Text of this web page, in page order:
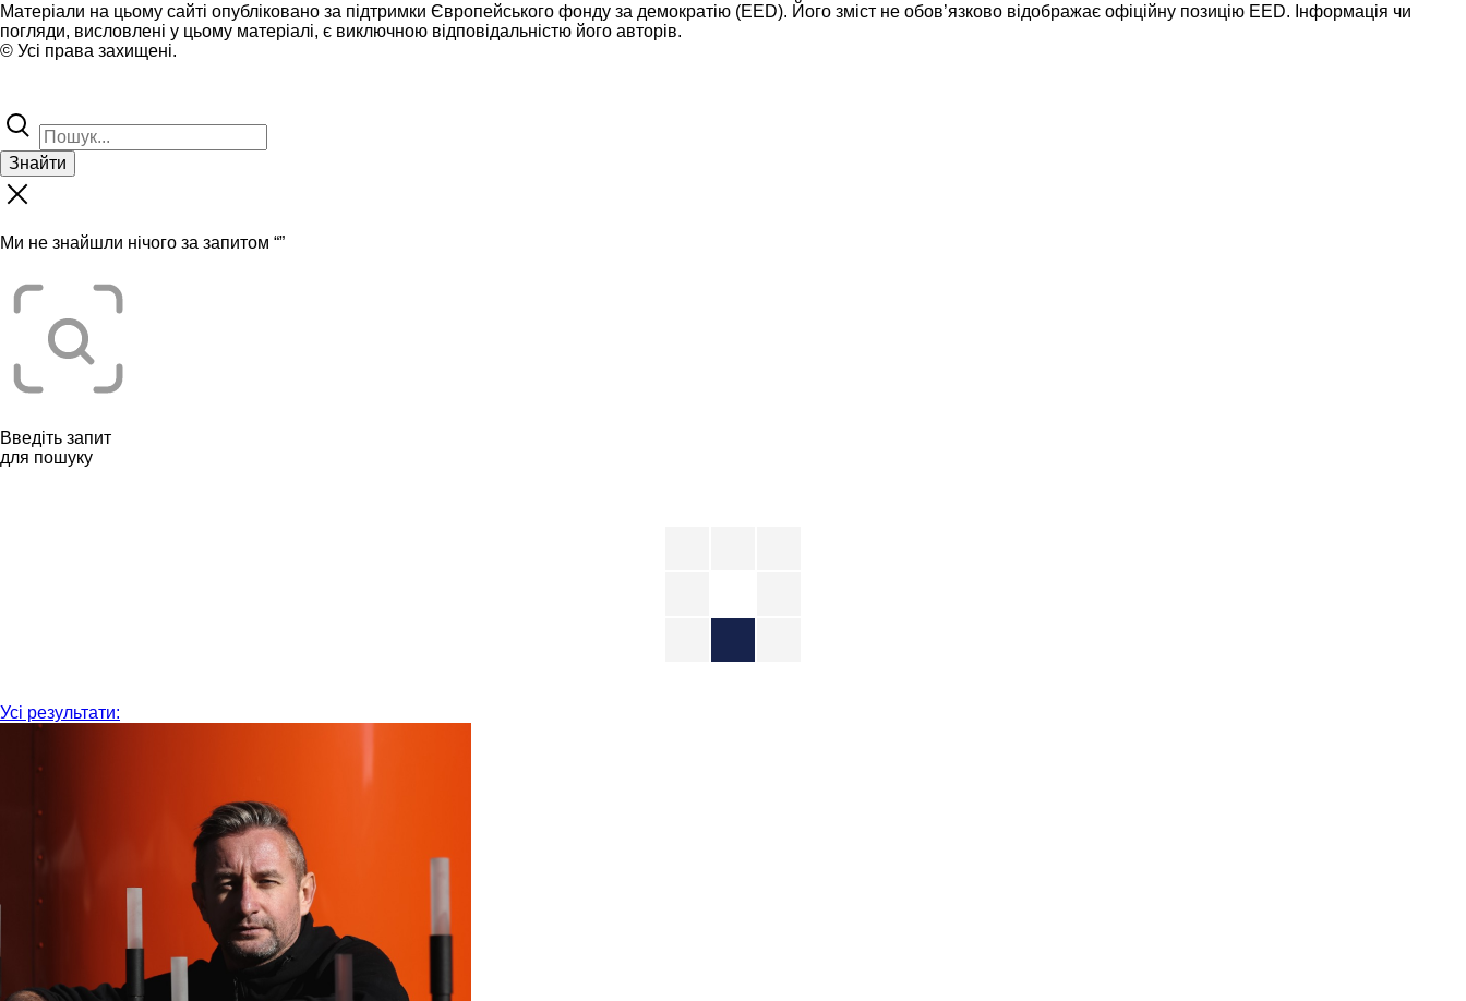
Матеріали на цьому сайті опубліковано за підтримки Європейського фонду за демократію (EED). Його зміст не обов’язково відображає офіційну позицію EED. Інформація чи
погляди, висловлені у цьому матеріалі, є виключною відповідальністю його авторів.
© Усі права захищені.
Знайти
Ми не знайшли нічого за запитом “”
Введіть запит
для пошуку
Усі результати: